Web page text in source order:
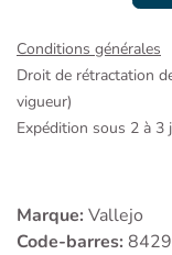
Conditions générales
Droit de rétractation
vigueur)
Expédition sous 2 à 3
Marque: Vallejo
Code-barres: